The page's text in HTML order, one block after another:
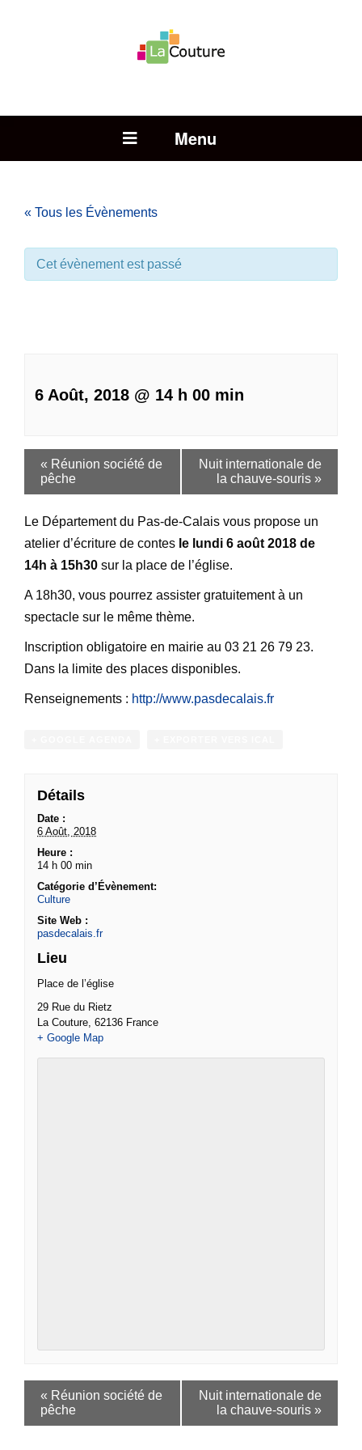
Open Menu
« Tous les Évènements
Cet évènement est passé
6 Août, 2018 @ 14 h 00 min
« Réunion société de
pêche
Nuit internationale de
la chauve-souris »
Le Département du Pas-de-Calais vous propose un
atelier d’écriture de contes le lundi 6 août 2018 de
14h à 15h30 sur la place de l’église.
A 18h30, vous pourrez assister gratuitement à un
spectacle sur le même thème.
Inscription obligatoire en mairie au 03 21 26 79 23.
Dans la limite des places disponibles.
Renseignements : http://www.pasdecalais.fr
Détails
Date :
6 Août, 2018
Heure :
14 h 00 min
Catégorie d’Évènement:
Culture
Site Web :
pasdecalais.fr
Lieu
Place de l’église
29 Rue du Rietz
La Couture, 62136 France
+ Google Map
« Réunion société de
pêche
Nuit internationale de
la chauve-souris »